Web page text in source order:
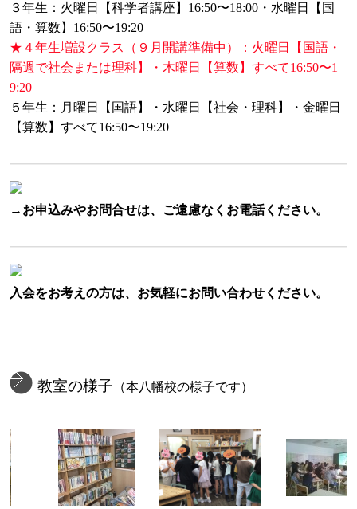
３年生：火曜日【科学者講座】16:50〜18:00・水曜日【国
語・算数】16:50〜19:20
★４年生増設クラス（９月開講準備中）：火曜日【国語・
隔週で社会または理科】・木曜日【算数】すべて16:50〜1
9:20
５年生：月曜日【国語】・水曜日【社会・理科】・金曜日
【算数】すべて16:50〜19:20
→お申込みやお問合せは、ご遠慮なくお電話ください。
入会をお考えの方は、お気軽にお問い合わせください。
教室の様子 （本八幡校の様子です）